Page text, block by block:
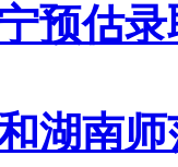
预估
湖南